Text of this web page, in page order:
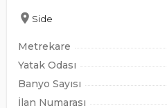
location_on Side
Metrekare
Yatak Odası
Banyo Sayısı
İlan Numarası